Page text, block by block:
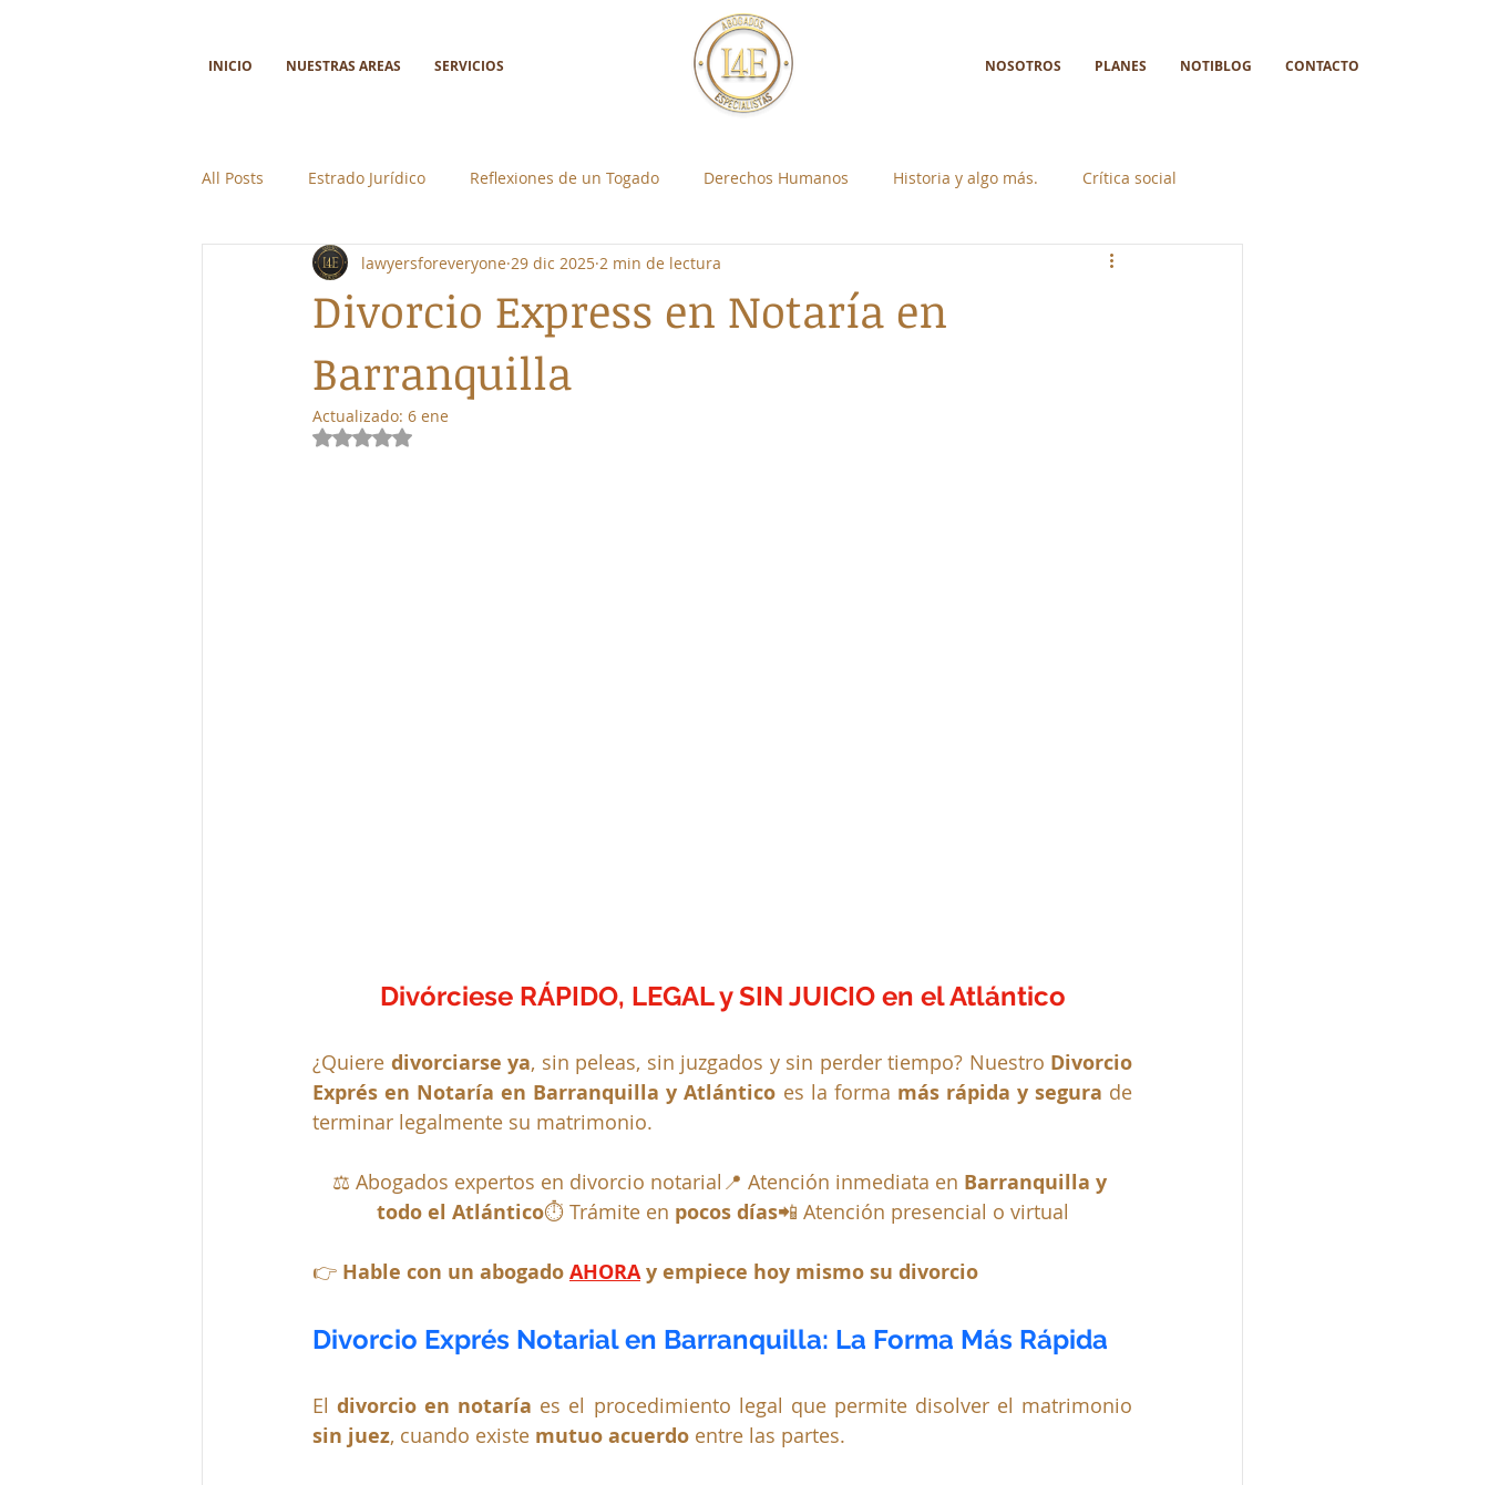
INICIO NUESTRAS AREAS SERVICIOS NOSOTROS PLANES NOTIBLOG CONTACTO
All Posts Estrado Jurídico Reflexiones de un Togado Derechos Humanos Historia y algo más. Crítica social
Ciencia y tecnología Colabora con Nosotros Control Social Individual
Divorcio Express en Notaría en
Barranquilla
lawyersforeveryone 29 dic 2025 2 min de lectura
Actualizado: 6 ene
Obtuvo NaN de 5 estrellas.
Divórciese RÁPIDO, LEGAL y SIN JUICIO en el Atlántico
¿Quiere divorciarse ya, sin peleas, sin juzgados y sin perder tiempo? Nuestro Divorcio
Exprés en Notaría en Barranquilla y Atlántico es la forma más rápida y segura de
terminar legalmente su matrimonio.
⚖️ Abogados expertos en divorcio notarial📍 Atención inmediata en Barranquilla y
todo el Atlántico⏱️ Trámite en pocos días📲 Atención presencial o virtual
👉 Hable con un abogado AHORA y empiece hoy mismo su divorcio
Divorcio Exprés Notarial en Barranquilla: La Forma Más Rápida
El divorcio en notaría
sin juez, cuando existe mutuo acuerdo entre las partes.